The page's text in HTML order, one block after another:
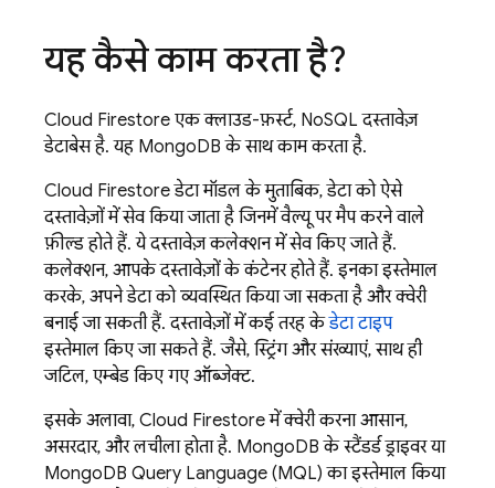
यह कैसे काम करता है?
Cloud Firestore एक क्लाउड-फ़र्स्ट, NoSQL दस्तावेज़
डेटाबेस है. यह MongoDB के साथ काम करता है.
Cloud Firestoreडेटा मॉडल के मुताबिक, डेटा को ऐसे
दस्तावेज़ों में सेव किया जाता है जिनमें वैल्यू पर मैप करने वाले
फ़ील्ड होते हैं. ये दस्तावेज़ कलेक्शन में सेव किए जाते हैं.
कलेक्शन, आपके दस्तावेज़ों के कंटेनर होते हैं. इनका इस्तेमाल
करके, अपने डेटा को व्यवस्थित किया जा सकता है और क्वेरी
बनाई जा सकती हैं. दस्तावेज़ों में कई तरह केडेटा टाइप
इस्तेमाल किए जा सकते हैं. जैसे, स्ट्रिंग और संख्याएं, साथ ही
जटिल, एम्बेड किए गए ऑब्जेक्ट.
इसके अलावा, Cloud Firestoreमें क्वेरी करना आसान,
असरदार, और लचीला होता है. MongoDB के स्टैंडर्ड ड्राइवर या
MongoDB Query Language (MQL) का इस्तेमाल किया